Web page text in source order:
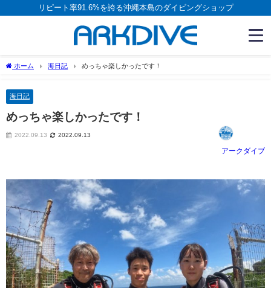
リピート率91.6%を誇る沖縄本島のダイビングショップ
ホーム 海日記 めっちゃ楽しかったです！
海日記
めっちゃ楽しかったです！
2022.09.13 2022.09.13
アークダイブ